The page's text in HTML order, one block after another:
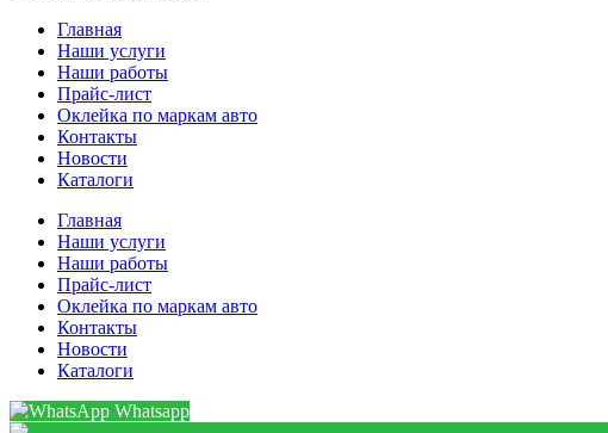
Главная
Наши услуги
Наши работы
Прайс-лист
Оклейка по маркам авто
Контакты
Новости
Каталоги
Главная
Наши услуги
Наши работы
Прайс-лист
Оклейка по маркам авто
Контакты
Новости
Каталоги
Whatsapp